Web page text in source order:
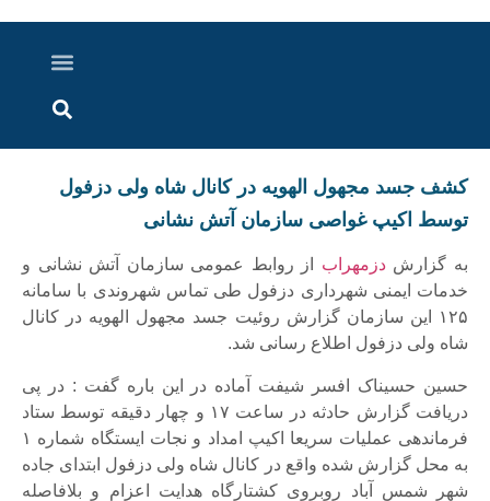
کشف جسد مجهول الهویه در کانال شاه ولی دزفول
توسط اکیپ غواصی سازمان آتش نشانی
به گزارشدزمهراب
از روابط عمومی سازمان آتش نشانی و
خدمات ایمنی شهرداری دزفول طی تماس شهروندی با سامانه
۱۲۵ این سازمان گزارش روئیت جسد مجهول الهویه در کانال
شاه ولی دزفول اطلاع رسانی شد.
حسین حسیناک افسر شیفت آماده در این باره گفت : در پی
دریافت گزارش حادثه در ساعت ۱۷ و چهار دقیقه توسط ستاد
فرماندهی عملیات سریعا اکیپ امداد و نجات ایستگاه شماره ۱
به محل گزارش شده واقع در کانال شاه ولی دزفول ابتدای جاده
شهر شمس آباد روبروی کشتارگاه هدایت اعزام و بلافاصله